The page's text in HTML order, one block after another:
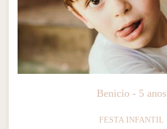
Benicio - 5 anos
FESTA INFANTIL